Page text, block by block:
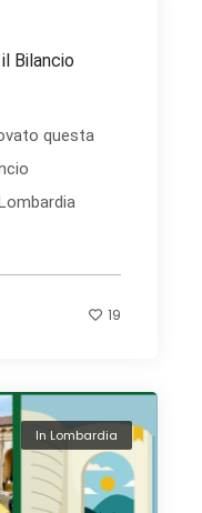
Bilancio
questa
19
In Lombardia